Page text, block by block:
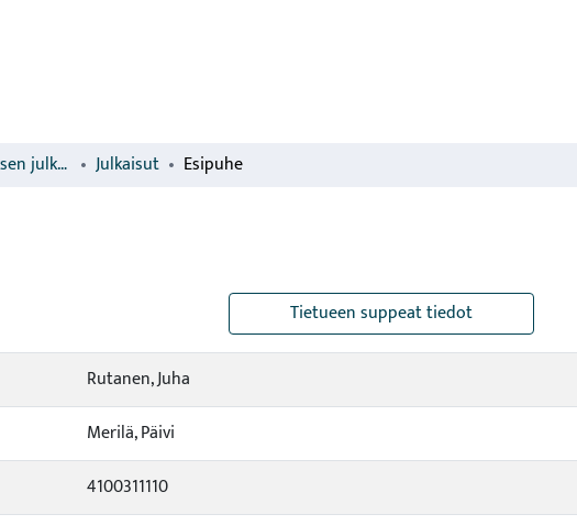
Luonnonvarakeskuksen julkaisut Julkaisut Esipuhe
Tietueen suppeat tiedot
Rutanen, Juha
Merilä, Päivi
4100311110